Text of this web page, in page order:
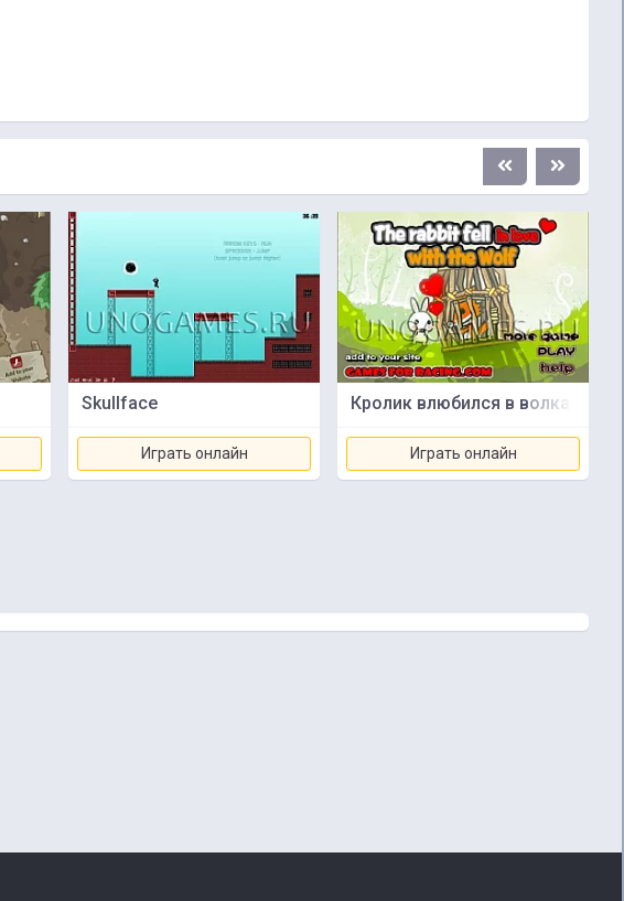
Skullface
Играть онлайн
Кролик влюбился в волка
Играть онлайн